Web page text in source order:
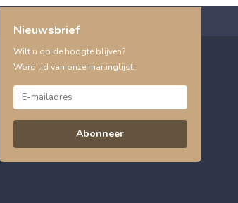
Nieuwsbrief
Wilt u op de hoogte blijven?
Word lid van onze mailinglijst:
Abonneer